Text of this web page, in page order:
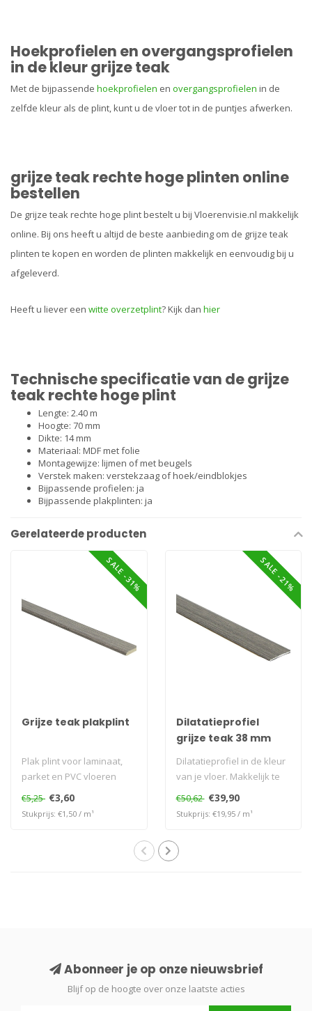
Hoekprofielen en overgangsprofielen
in de kleur grijze teak
Met de bijpassende hoekprofielen en overgangsprofielen in de
zelfde kleur als de plint, kunt u de vloer tot in de puntjes afwerken.
grijze teak rechte hoge plinten online
bestellen
De grijze teak rechte hoge plint bestelt u bij Vloerenvisie.nl makkelijk
online. Bij ons heeft u altijd de beste aanbieding om de grijze teak
plinten te kopen en worden de plinten makkelijk en eenvoudig bij u
afgeleverd.
Heeft u liever een witte overzetplint? Kijk dan hier
Technische specificatie van de grijze
teak rechte hoge plint
Lengte: 2.40 m
Hoogte: 70 mm
Dikte: 14 mm
Materiaal: MDF met folie
Montagewijze: lijmen of metbeugels
Verstek maken: verstekzaag ofhoek/eindblokjes
Bijpassende profielen: ja
Bijpassende plakplinten: ja
Gerelateerde producten
SALE -31%
Grijze teak plakplint
Plak plint voor laminaat,
parket en PVC vloeren
€5,25 €3,60
Stukprijs: €1,50 / m¹
SALE -21%
Dilatatieprofiel
grijze teak 38 mm
Dilatatieprofiel in de kleur
van je vloer. Makkelijk te
plaatsen zonder te bore..
€50,62 €39,90
Stukprijs: €19,95 / m¹
Abonneer je op onze nieuwsbrief
Blijf op de hoogte over onze laatste acties